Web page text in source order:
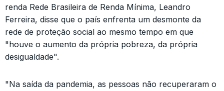
renda Rede Brasileira de Renda Mínima, Leandro
Ferreira, disse que o país enfrenta um desmonte da
rede de proteção social ao mesmo tempo em que
"houve o aumento da própria pobreza, da própria
desigualdade".
"Na saída da pandemia, as pessoas não recuperaram o